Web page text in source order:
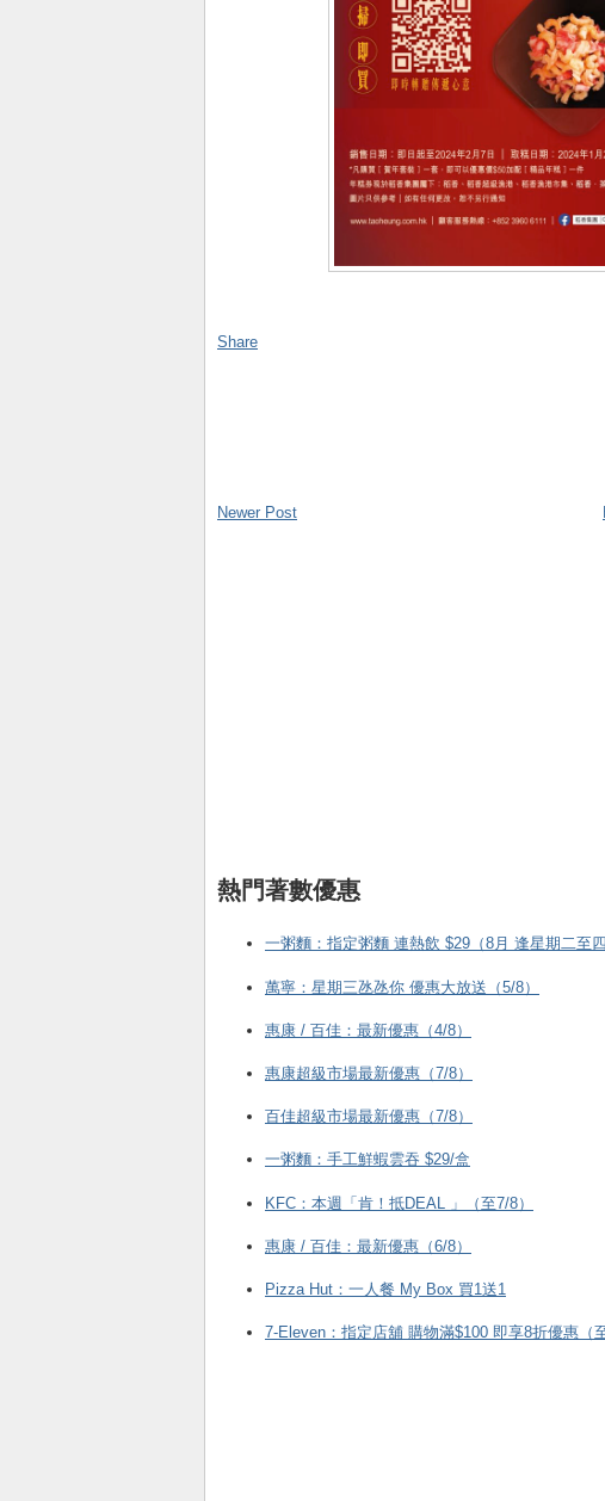
Share
Newer Post
熱門著數優惠
一粥麵：指定粥麵 連熱飲 $29（8月 逢星期二至四
萬寧：星期三氹氹你 優惠大放送（5/8）
惠康 / 百佳：最新優惠（4/8）
惠康超級市場最新優惠（7/8）
百佳超級市場最新優惠（7/8）
一粥麵：手工鮮蝦雲吞 $29/盒
KFC ：本週「肯！抵DEAL 」（至7/8）
惠康 / 百佳：最新優惠（6/8）
Pizza Hut：一人餐 My Box 買1送1
7-Eleven：指定店舖 購物滿$100 即享8折優惠（至